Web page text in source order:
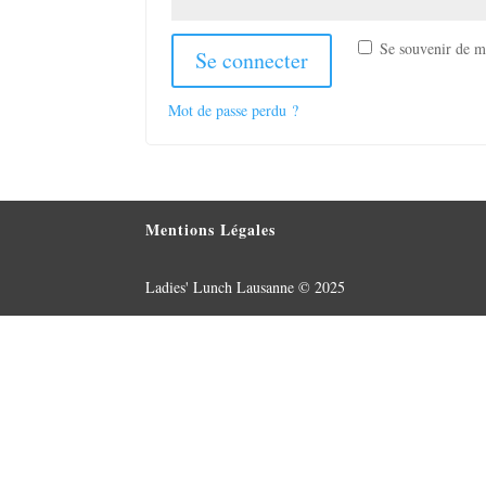
Alternative: Se souvenir de
Se connecter
Mot de passe perdu ?
Mentions Légales
Ladies' Lunch Lausanne © 2025